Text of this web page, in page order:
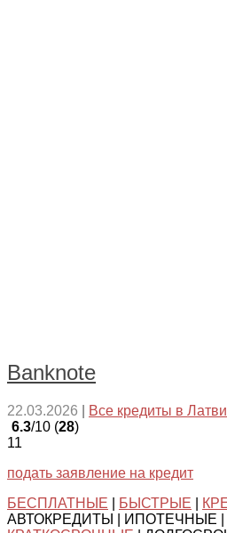
Banknote
22.03.2026 Все кредиты в
6.3/10 (28)
11
подать заявление на кредит
БЕСПЛАТНЫЕ
БЫСТРЫЕ
АВТОКРЕДИТЫ | ИПОТЕЧНЫЕ |